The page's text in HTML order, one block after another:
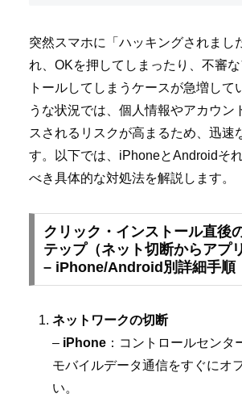
突然スマホに「ハッキングされまし
れ、OKを押してしまったり、不審
トールしてしまうケースが急増して
うな状況では、個人情報やアカウン
スされるリスクが高まるため、迅速
す。以下では、iPhoneとAndroidそ
べき具体的な対処法を解説します。
クリック・インストール直後
テップ（ネット切断からアプ
– iPhone/Android別詳細手順
ネットワークの切断
– iPhone ：コントロールセンタ
モバイルデータ通信をすぐにオ
い。